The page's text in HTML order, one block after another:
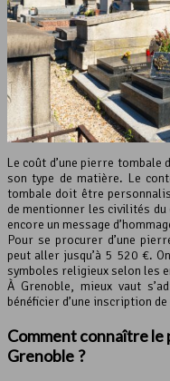
Le coût d’une pierre
son type de matière. Le
tombale doit être
de mentionner les civilités du
encore un message
Pour se procurer d’une
peut aller jusqu’à 5 520 €.
symboles religieux selon les
À Grenoble, mieux vaut
bénéficier d’une inscription
Comment connaître le
Grenoble ?